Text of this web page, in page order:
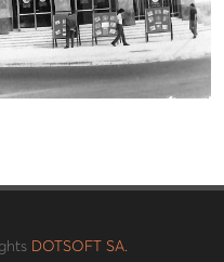
DOTSOFT SA.